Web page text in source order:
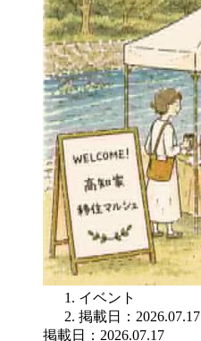
イベント
掲載日：2026.07.17
掲載日：2026.07.17